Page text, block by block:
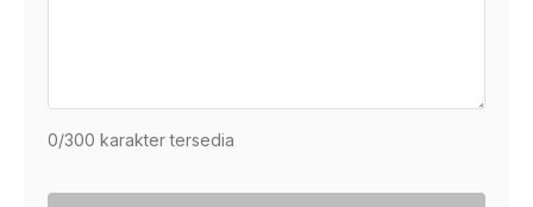
0/300 karakter tersedia